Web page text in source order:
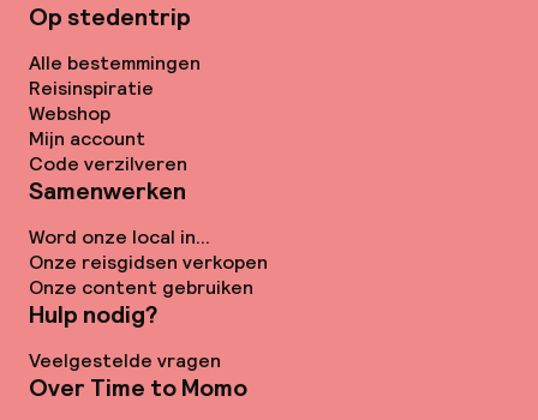
Op stedentrip
Alle bestemmingen
Reisinspiratie
Webshop
Mijn account
Code verzilveren
Samenwerken
Word onze local in...
Onze reisgidsen verkopen
Onze content gebruiken
Hulp nodig?
Veelgestelde vragen
Over Time to Momo